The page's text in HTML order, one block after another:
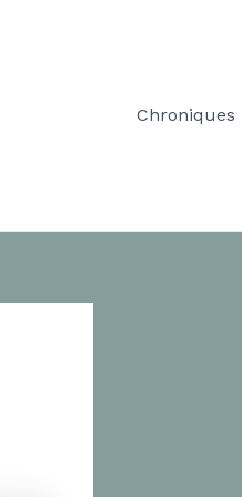
Chroniques